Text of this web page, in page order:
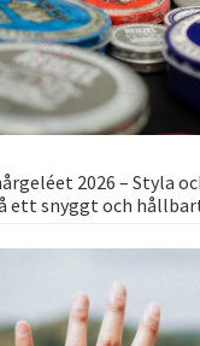
2026 – Styla
ett snyggt och